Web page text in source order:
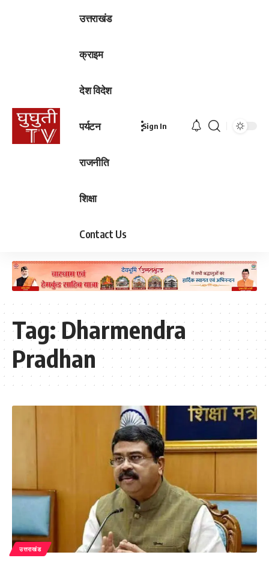
उत्तराखंड
क्राइम
देश विदेश
पर्यटन
राजनीति
शिक्षा
Contact Us
Sign In
Tag:Dharmendra
Pradhan
उत्तराखंड